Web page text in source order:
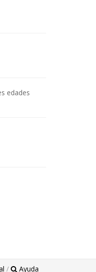
edades
/ Ayuda